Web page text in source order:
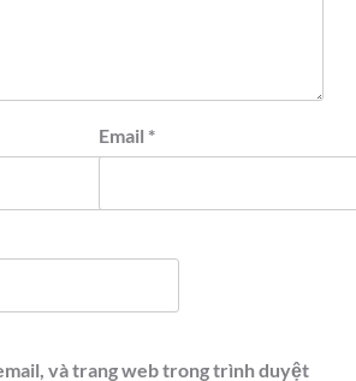
Email *
và trang web trong trình duyệt